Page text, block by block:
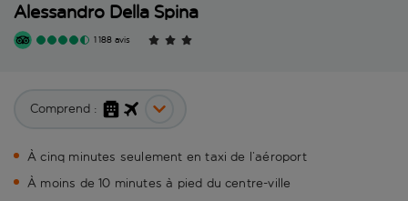
Alessandro Della Spina
1 188 avis
Comprend :
À cinq minutes seulement en taxi de l’aéroport
À moins de 10 minutes à pied du centre-ville